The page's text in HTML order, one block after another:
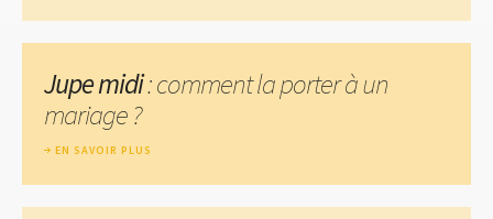
Jupe midi: comment la porter à un
mariage ?
EN SAVOIR PLUS